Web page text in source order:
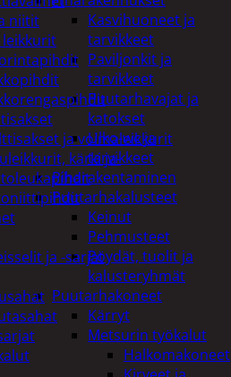
Kasvihuoneet ja
tarvikkeet
Paviljonkit ja
tarvikkeet
Puutarhavajat ja
katokset
Ulko-wc ja
tarvikkeet
Piharakentaminen
Puutarhakalusteet
Keinut
Pehmusteet
Pöydät, tuolit ja
kalusteryhmät
Puutarhakoneet
Kärryt
Metsurin työkalut
Halkomakoneet
niitit
ja voimaleikkurit
kärki ja-
ja -sarjat